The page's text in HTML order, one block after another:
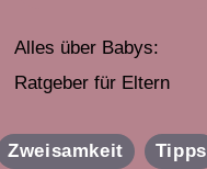
Alles über Babys:
Ratgeber für Eltern
Zweisamkeit Tipps